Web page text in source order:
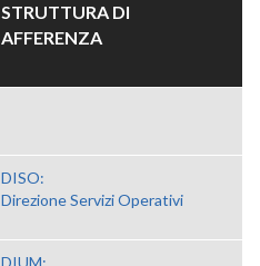
STRUTTURA DI
AFFERENZA
DISO:
Direzione Servizi Operativi